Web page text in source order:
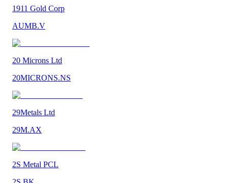
1911 Gold Corp
AUMB.V
20 Microns Ltd
20MICRONS.NS
29Metals Ltd
29M.AX
2S Metal PCL